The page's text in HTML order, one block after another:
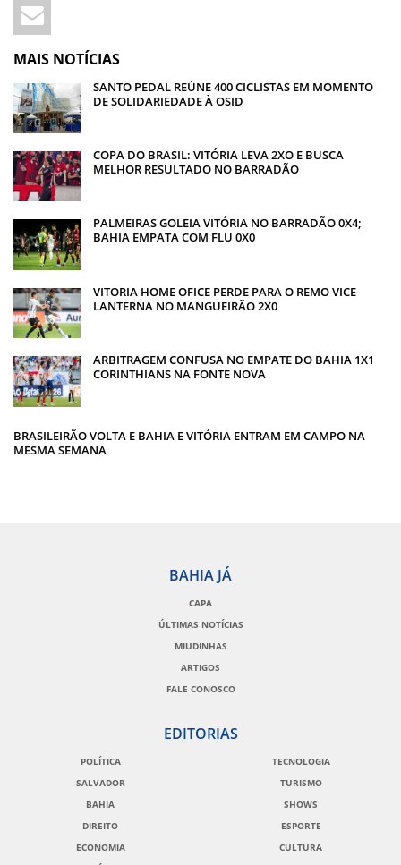
MAIS NOTÍCIAS
SANTO PEDAL REÚNE 400 CICLISTAS EM MOMENTO
DE SOLIDARIEDADE À OSID
COPA DO BRASIL: VITÓRIA LEVA 2XO E BUSCA
MELHOR RESULTADO NO BARRADÃO
PALMEIRAS GOLEIA VITÓRIA NO BARRADÃO 0X4;
BAHIA EMPATA COM FLU 0X0
VITORIA HOME OFICE PERDE PARA O REMO VICE
LANTERNA NO MANGUEIRÃO 2X0
ARBITRAGEM CONFUSA NO EMPATE DO BAHIA 1X1
CORINTHIANS NA FONTE NOVA
BRASILEIRÃO VOLTA E BAHIA E VITÓRIA ENTRAM EM CAMPO NA
MESMA SEMANA
BAHIA JÁ
CAPA
ÚLTIMAS NOTÍCIAS
MIUDINHAS
ARTIGOS
FALE CONOSCO
EDITORIAS
POLÍTICA
SALVADOR
BAHIA
DIREITO
ECONOMIA
TECNOLOGIA
TURISMO
SHOWS
ESPORTE
CULTURA